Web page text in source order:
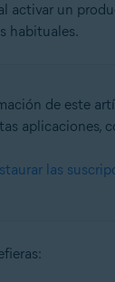
activar un
habituales.
de este
aplicaciones,
las